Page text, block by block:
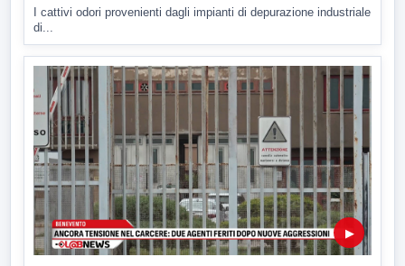
I cattivi odori provenienti dagli impianti di depurazione industriale
di...
▶